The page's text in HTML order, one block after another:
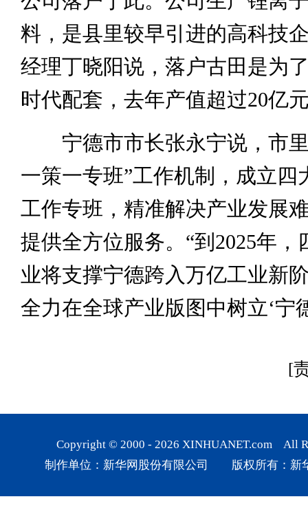
料，是县里较早引进的高科技
经理丁晓阳说，落户古田是为
时代配套，去年产值超过20亿
宁德市市长张永宁说，市里
一策一专班”工作机制，成立四
工作专班，精准解决产业发展
提供全方位服务。“到2025年，
业将支撑宁德跨入万亿工业新
全力在全球产业版图中树立‘宁
[
Copyright © 2000 - 2026 XINHUANET.com All
制作单位：新华网股份有限公司 版权所有：新